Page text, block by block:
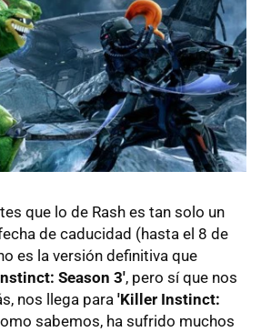
que lo de Rash es tan solo un
de caducidad (hasta el 8 de
es la versión definitiva que
Season 3', pero sí que nos
nos llega para 'Killer Instinct:
sabemos, ha sufrido muchos